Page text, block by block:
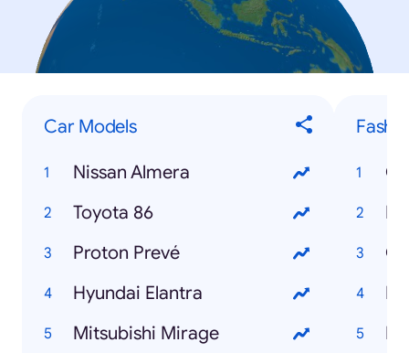
Car Models
Nissan Almera
Toyota 86
Proton Prevé
Hyundai Elantra
Mitsubishi Mirage